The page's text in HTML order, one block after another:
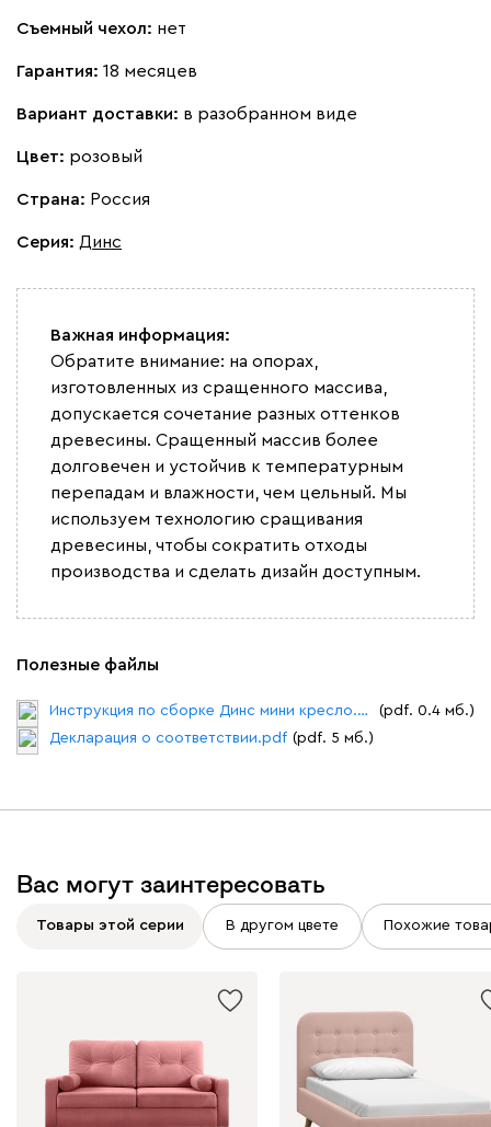
Бежевый Вишневый
100
Винтер
Виридис Клэй Мустард Оранж
Букле
Вайт Латте
Альтеа 417 580
Дарте 499 620
Графит Серый Тёмно-синий
Съемный чехол: нет
Гарантия: 18 месяцев
Вариант доставки: в разобранном виде
Цвет: розовый
Страна: Россия
Серия: Динс
Важная информация:
Обратите внимание: на опорах,
изготовленных из сращенного массива,
допускается сочетание разных оттенков
древесины. Сращенный массив более
долговечен и устойчив к температурным
перепадам и влажности, чем цельный. Мы
используем технологию сращивания
древесины, чтобы сократить отходы
производства и сделать дизайн доступным.
Полезные файлы
Инструкция по сборке Динс мини кресло.pdf
(pdf. 0.4 мб.)
Декларация о соответствии.pdf (pdf. 5 мб.)
Вас могут заинтересовать
Товары этой серии В другом цвете Похожие